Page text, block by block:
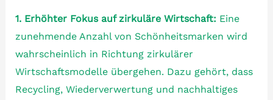
1. Erhöhter Fokus auf zirkuläre Wirtschaft: Eine
zunehmende Anzahl von Schönheitsmarken wird
wahrscheinlich in Richtung zirkulärer
Wirtschaftsmodelle übergehen. Dazu gehört, dass
Recycling, Wiederverwertung und nachhaltiges